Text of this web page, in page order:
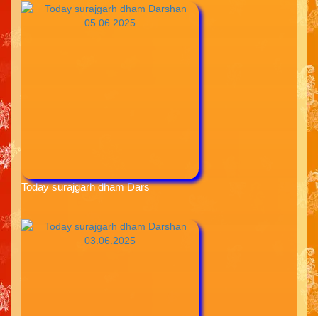
Today surajgarh dham Dars